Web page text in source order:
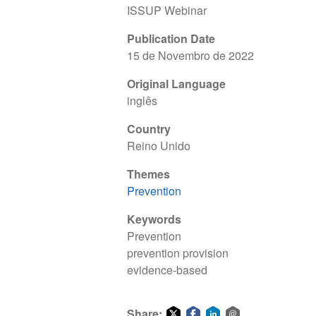
ISSUP Webinar
Publication Date
15 de Novembro de 2022
Original Language
inglês
Country
Reino Unido
Themes
Prevention
Keywords
Prevention
prevention provision
evidence-based